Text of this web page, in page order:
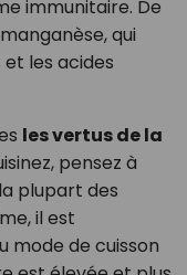
immunitaire. De
qui
les acides
les vertus de la
pensez à
plupart des
il est
mode de cuisson